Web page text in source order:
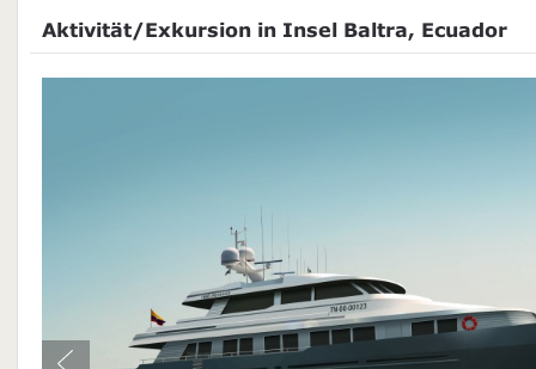
Aktivität/Exkursion in Insel Baltra, Ecuador